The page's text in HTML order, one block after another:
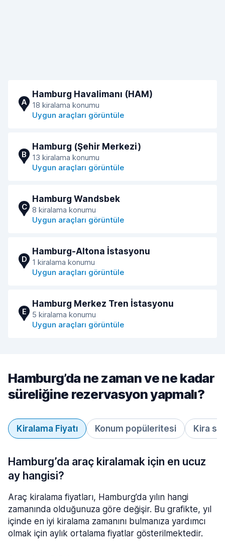
A
Hamburg Havalimanı (HAM)
18 kiralama konumu
Uygun araçları görüntüle
B
Hamburg (Şehir Merkezi)
13 kiralama konumu
Uygun araçları görüntüle
C
Hamburg Wandsbek
8 kiralama konumu
Uygun araçları görüntüle
D
Hamburg-Altona İstasyonu
1 kiralama konumu
Uygun araçları görüntüle
E
Hamburg Merkez Tren İstasyonu
5 kiralama konumu
Uygun araçları görüntüle
Hamburg’da ne zaman ve ne kadar
süreliğine rezervasyon yapmalı?
Kiralama Fiyatı Konum popüleritesi Kira
Hamburg’da araç kiralamak için en ucuz
ay hangisi?
Araç kiralama fiyatları, Hamburg’da yılın hangi
zamanında olduğunuza göre değişir. Bu grafikte, yıl
içinde en iyi kiralama zamanını bulmanıza yardımcı
olmak için aylık ortalama fiyatlar gösterilmektedir.